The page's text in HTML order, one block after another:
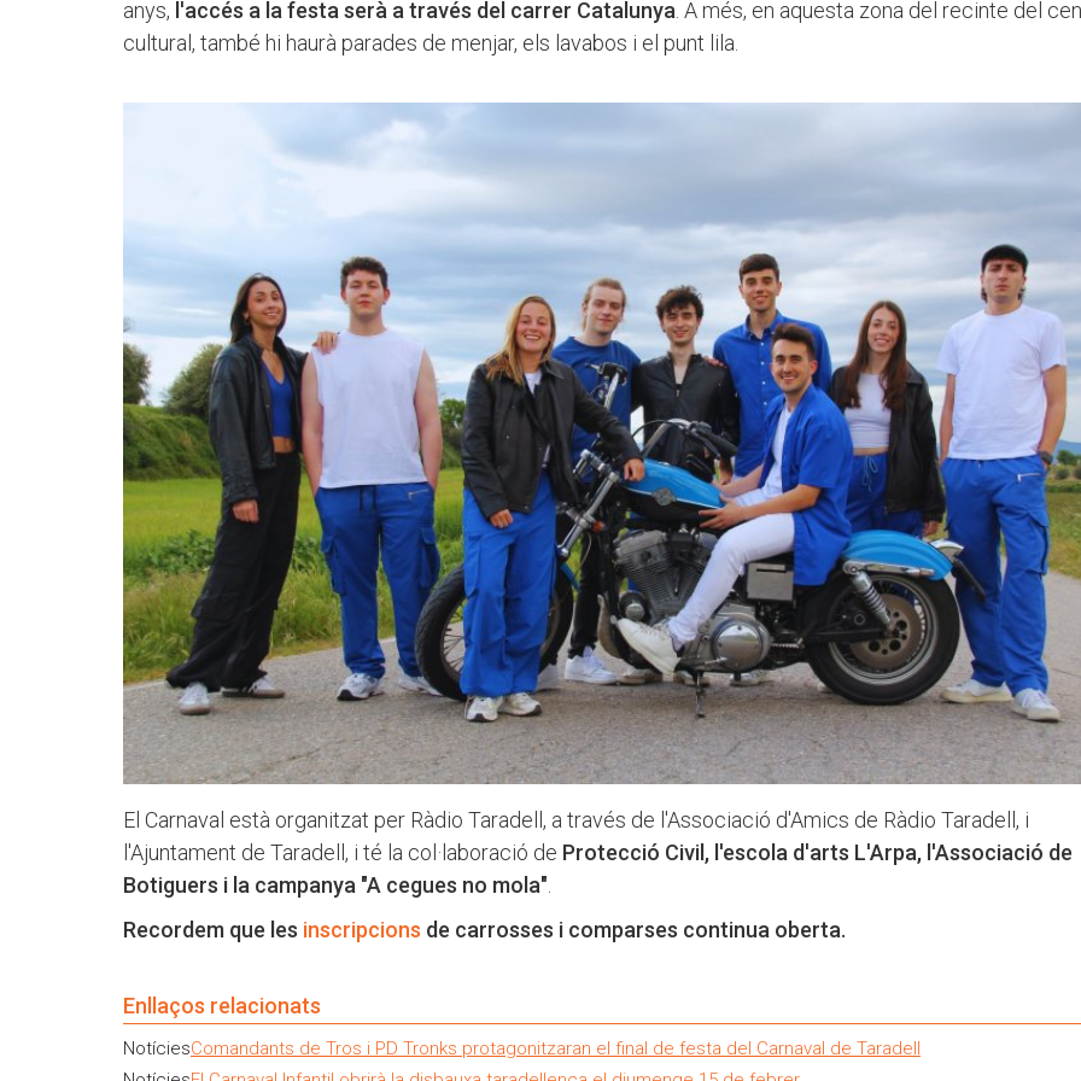
anys, l'accés a la festa serà a través del carrer Catalunya. A més, en aquesta zona del recinte del
cultural, també hi haurà parades de menjar, els lavabos i el punt lila.
El Carnaval està organitzat per Ràdio Taradell, a través de l'Associació d'Amics de Ràdio Taradell, i
l'Ajuntament de Taradell, i té la col·laboració de Protecció Civil, l'escola d'arts L'Arpa, l'Associació de
Botiguers i la campanya "A cegues no mola"
Recordem que les inscripcions de carrosses i comparses continua oberta.
Enllaços relacionats
NotíciesComandants de Tros i PD Tronks protagonitzaran el final de festa del Carnaval de Taradell